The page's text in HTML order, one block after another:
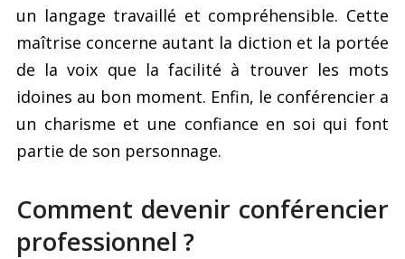
un langage travaillé et compréhensible. Cette
maîtrise concerne autant la diction et la portée
de la voix que la facilité à trouver les mots
idoines au bon moment. Enfin, le conférencier a
un charisme et une confiance en soi qui font
partie de son personnage.
Comment devenir conférencier
professionnel ?